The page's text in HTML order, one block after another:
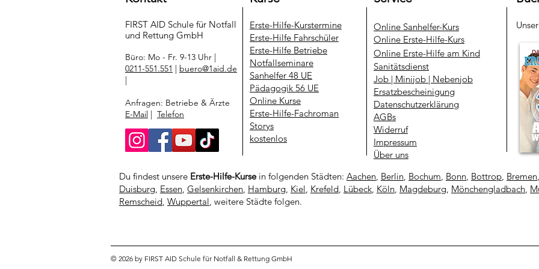
FIRST AID Schule für Notfall
und Rettung​ GmbH
Büro: Mo - Fr. 9-13 Uhr |
0211-551.551 | buero@1aid.de
|
Anfragen: Betriebe & Ärzte
E-Mail | Telefon
Erste-Hilfe-Kurstermine
Erste-Hilfe Fahrschüler
Erste-Hilfe Betriebe
Notfallseminare
Sanhelfer 48 UE
Pädagogik 56 UE
Online Kurse
Erste-Hilfe-Fachroman
Storys
kostenlos
​Online Sanhelfer-Kurs​
Online Erste-Hilfe-Kurs
Online Erste-Hilfe am Kind
Sanitätsdienst
Job | Minijob | Nebenjob
Ersatzbescheinigung
Datenschutzerklärung
AGBs
Widerruf
Impressum
Über uns
© 2026 by FIRST AID Schule für Notfall & Rettung GmbH
Du findest unsere Erste-Hilfe-Kursein folgenden Städten: Aachen, Berlin, Bochum, Bonn, Bottrop, Bremen
Duisburg, Essen, Gelsenkirchen, Hamburg, Kiel, Krefeld, Lübeck, Köln, Magdeburg, Mönchengladbach,
Remscheid, Wuppertal, weitere Städte folgen.